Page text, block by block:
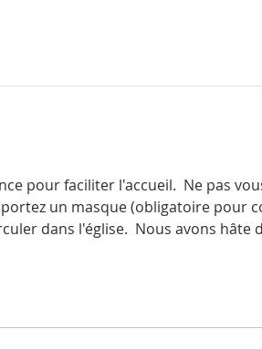
pour faciliter l'accueil.  Ne pas
un masque (obligatoire pour
dans l'église.  Nous avons hâte